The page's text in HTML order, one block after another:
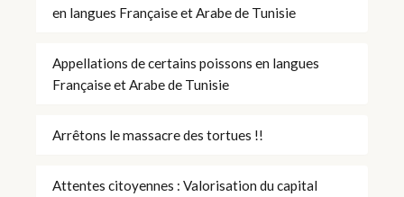
en langues Française et Arabe de Tunisie
Appellations de certains poissons en langues
Française et Arabe de Tunisie
Arrêtons le massacre des tortues !!
Attentes citoyennes : Valorisation du capital